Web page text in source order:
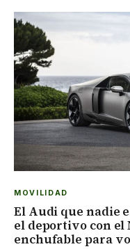
MOVILIDAD
El Audi que nadie
el deportivo con
enchufable para